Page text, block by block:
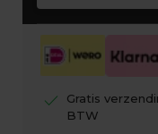
check
Gratis
BTW